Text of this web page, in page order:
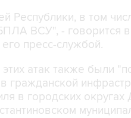
Республики, в том
ВСУ", - говорится
пресс-службой.
этих атак также были
гражданской
в городских